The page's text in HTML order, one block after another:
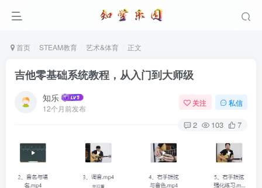
首页 STEAM教育 艺术&体育 正文
吉他零基础系统教程，从入门到大师级
知乐
12个月前发布
关注 私信
2 103 7